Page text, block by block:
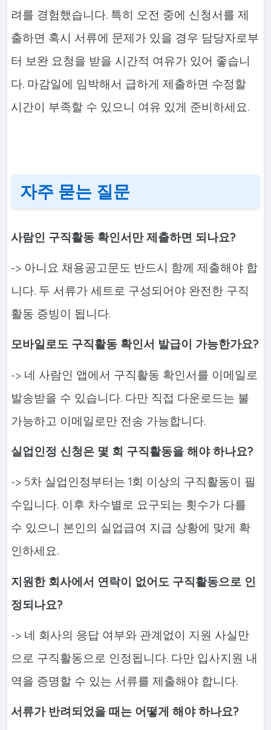
려를 경험했습니다. 특히 오전 중에 신청서를 제
출하면 혹시 서류에 문제가 있을 경우 담당자로부
터 보완 요청을 받을 시간적 여유가 있어 좋습니
다. 마감일에 임박해서 급하게 제출하면 수정할
시간이 부족할 수 있으니 여유 있게 준비하세요.
자주 묻는 질문
사람인 구직활동 확인서만 제출하면 되나요?
-> 아니요 채용공고문도 반드시 함께 제출해야 합
니다. 두 서류가 세트로 구성되어야 완전한 구직
활동 증빙이 됩니다.
모바일로도 구직활동 확인서 발급이 가능한가요?
-> 네 사람인 앱에서 구직활동 확인서를 이메일로
발송받을 수 있습니다. 다만 직접 다운로드는 불
가능하고 이메일로만 전송 가능합니다.
실업인정 신청은 몇 회 구직활동을 해야 하나요?
-> 5차 실업인정부터는 1회 이상의 구직활동이 필
수입니다. 이후 차수별로 요구되는 횟수가 다를
수 있으니 본인의 실업급여 지급 상황에 맞게 확
인하세요.
지원한 회사에서 연락이 없어도 구직활동으로 인
정되나요?
-> 네 회사의 응답 여부와 관계없이 지원 사실만
으로 구직활동으로 인정됩니다. 다만 입사지원 내
역을 증명할 수 있는 서류를 제출해야 합니다.
서류가 반려되었을 때는 어떻게 해야 하나요?